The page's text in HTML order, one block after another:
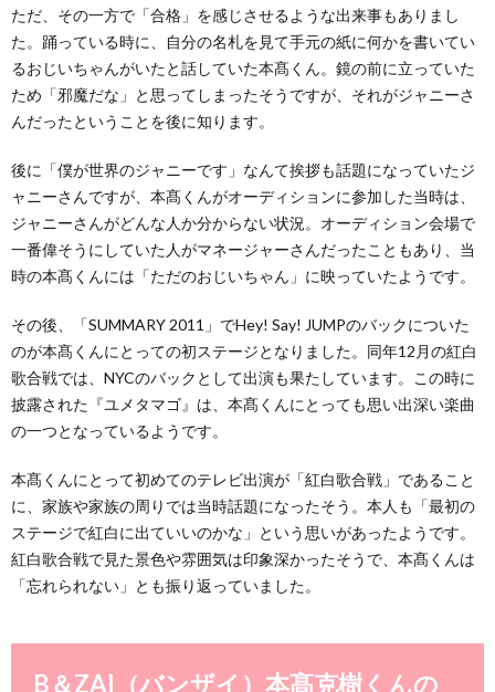
ただ、その一方で「合格」を感じさせるような出来事もありまし
た。踊っている時に、自分の名札を見て手元の紙に何かを書いてい
るおじいちゃんがいたと話していた本髙くん。鏡の前に立っていた
ため「邪魔だな」と思ってしまったそうですが、それがジャニーさ
んだったということを後に知ります。
後に「僕が世界のジャニーです」なんて挨拶も話題になっていたジ
ャニーさんですが、本髙くんがオーディションに参加した当時は、
ジャニーさんがどんな人か分からない状況。オーディション会場で
一番偉そうにしていた人がマネージャーさんだったこともあり、当
時の本髙くんには「ただのおじいちゃん」に映っていたようです。
その後、「SUMMARY 2011」でHey! Say! JUMPのバックについた
のが本髙くんにとっての初ステージとなりました。同年12月の紅白
歌合戦では、NYCのバックとして出演も果たしています。この時に
披露された『ユメタマゴ』は、本髙くんにとっても思い出深い楽曲
の一つとなっているようです。
本髙くんにとって初めてのテレビ出演が「紅白歌合戦」であること
に、家族や家族の周りでは当時話題になったそう。本人も「最初の
ステージで紅白に出ていいのかな」という思いがあったようです。
紅白歌合戦で見た景色や雰囲気は印象深かったそうで、本髙くんは
「忘れられない」とも振り返っていました。
B＆ZAI（バンザイ）本髙克樹くんの